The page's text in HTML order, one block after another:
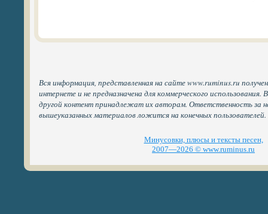
Вся информация, представленная на сайте www.ruminus.ru
интернете и не предназначена для коммерческого
другой контент принадлежат их авторам. Ответственность за
вышеуказанных материалов ложится на конечных пользователей.
Минусовки, плюсы и тексты песен,
2007—2026 © www.ruminus.ru